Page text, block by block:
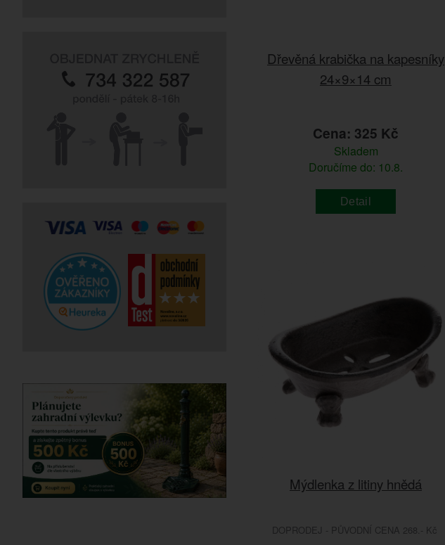
Dřevěná krabička na kapesníky
24×9×14 cm
Cena: 325 Kč
Skladem
Doručíme do: 10.8.
Detail
Mýdlenka z litiny hnědá
DOPRODEJ - PŮVODNÍ CENA 268.- Kč